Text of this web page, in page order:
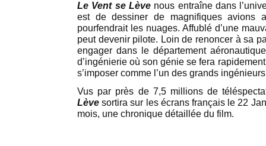
Le Vent se Lèvenous entraîne dans
est de dessiner de magnifiques avions
pourfendrait les nuages. Affublé d’une
peut devenir pilote. Loin de renoncer à sa
engager dans le département
d’ingénierie où son génie se fera
s’imposer comme l’un des grands
Vus par près de 7,5 millions de
Lève sortira sur les écrans français le 22
mois, une chronique détaillée du film.